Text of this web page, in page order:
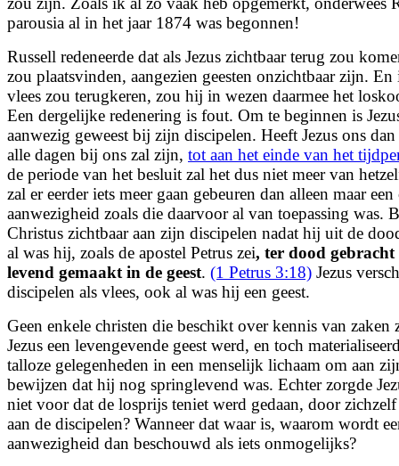
parousia al in het jaar 1874 was begonnen!
Russell redeneerde dat als Jezus zichtbaar terug zou
zou plaatsvinden, aangezien geesten onzichtbaar zijn.
vlees zou terugkeren, zou hij in wezen daarmee het
Een dergelijke redenering is fout. Om te beginnen is
aanwezig geweest bij zijn discipelen. Heeft Jezus ons
alle dagen bij ons zal zijn, tot aan het einde van het
de periode van het besluit zal het dus niet meer van
zal er eerder iets meer gaan gebeuren dan alleen maar
aanwezigheid zoals die daarvoor al van toepassing was.
Christus zichtbaar aan zijn discipelen nadat hij uit de
al was hij, zoals de apostel Petrus zei, ter dood gebracht
levend gemaakt in de geest. (1 Petrus 3:18) Jezus
discipelen als vlees, ook al was hij een geest.
Geen enkele christen die beschikt over kennis van zaken
Jezus een levengevende geest werd, en toch
talloze gelegenheden in een menselijk lichaam om aan
bewijzen dat hij nog springlevend was. Echter zorgde
niet voor dat de losprijs teniet werd gedaan, door
aan de discipelen? Wanneer dat waar is, waarom wordt
aanwezigheid dan beschouwd als iets onmogelijks?